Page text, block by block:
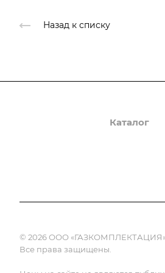
Назад к списку
Каталог
© 2026 ООО
Все права защищены.